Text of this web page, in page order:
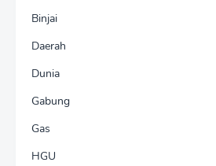
Binjai
Daerah
Dunia
Gabung
Gas
HGU